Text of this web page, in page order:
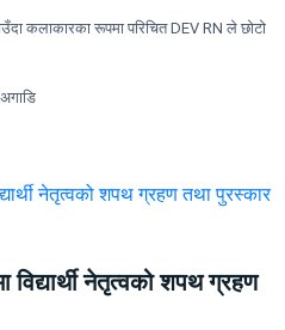
कलाकारका रूपमा परिचित DEV RN ले छोटो
विद्यार्थी नेतृत्वको शपथ ग्रहण